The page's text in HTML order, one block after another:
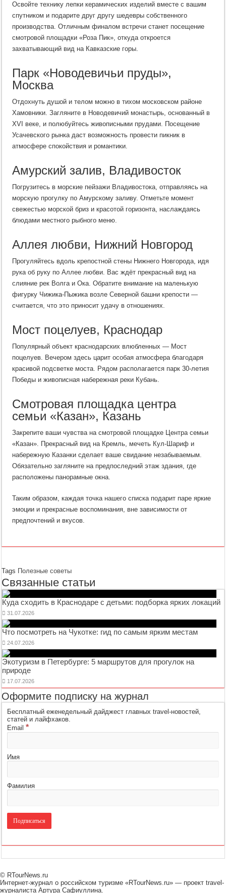
Освойте технику лепки керамических изделий вместе с вашим
спутником и подарите друг другу шедевры собственного
производства. Отличным финалом встречи станет посещение
смотровой площадки «Роза Пик», откуда откроется
захватывающий вид на Кавказские горы.
Парк «Новодевичьи пруды»,
Москва
Отдохнуть душой и телом можно в тихом московском районе
Хамовники. Загляните в Новодевичий монастырь, основанный в
XVI веке, и полюбуйтесь живописными прудами. Посещение
Усачевского рынка даст возможность провести пикник в
атмосфере спокойствия и романтики.
Амурский залив, Владивосток
Погрузитесь в морские пейзажи Владивостока, отправляясь на
морскую прогулку по Амурскому заливу. Отметьте момент
свежестью морской бриз и красотой горизонта, наслаждаясь
блюдами местного рыбного меню.
Аллея любви, Нижний Новгород
Прогуляйтесь вдоль крепостной стены Нижнего Новгорода, идя
рука об руку по Аллее любви. Вас ждёт прекрасный вид на
слияние рек Волга и Ока. Обратите внимание на маленькую
фигурку Чижика-Пыжика возле Северной башни крепости —
считается, что это приносит удачу в отношениях.
Мост поцелуев, Краснодар
Популярный объект краснодарских влюбленных — Мост
поцелуев. Вечером здесь царит особая атмосфера благодаря
красивой подсветке моста. Рядом располагается парк 30-летия
Победы и живописная набережная реки Кубань.
Смотровая площадка центра
семьи «Казан», Казань
Закрепите ваши чувства на смотровой площадке Центра семьи
«Казан». Прекрасный вид на Кремль, мечеть Кул-Шариф и
набережную Казанки сделает ваше свидание незабываемым.
Обязательно загляните на предпоследний этаж здания, где
расположены панорамные окна.
Таким образом, каждая точка нашего списка подарит паре яркие
эмоции и прекрасные воспоминания, вне зависимости от
предпочтений и вкусов.
Tags Полезные советы
Связанные статьи
Куда сходить в Краснодаре с детьми: подборка ярких локаций
31.07.2026
Что посмотреть на Чукотке: гид по самым ярким местам
24.07.2026
Экотуризм в Петербурге: 5 маршрутов для прогулок на
природе
17.07.2026
Оформите подписку на журнал
Бесплатный еженедельный дайджест главных travel-новостей,
статей и лайфхаков.
Email*
Имя
Фамилия
© RTourNews.ru
Интернет-журнал о российском туризме «RTourNews.ru» — проект travel-
журналиста Артура Сафиуллина.